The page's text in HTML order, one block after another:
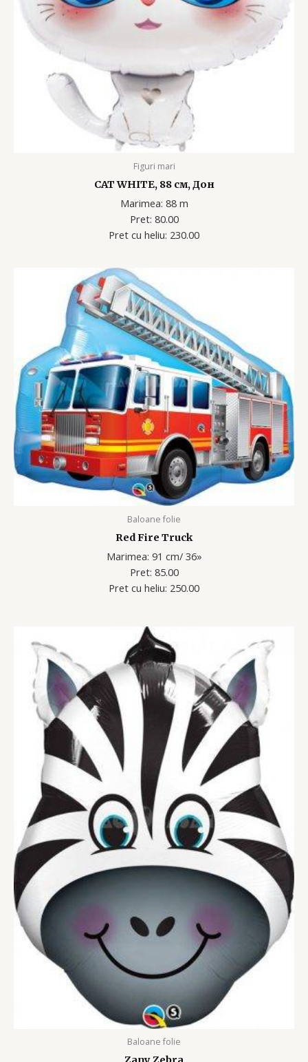
Figuri mari
CAT WHITE, 88 см, Дон
Marimea: 88 m
Pret: 80.00
Pret cu heliu: 230.00
Baloane folie
Red Fire Truck
Marimea: 91 cm/ 36»
Pret: 85.00
Pret cu heliu: 250.00
Baloane folie